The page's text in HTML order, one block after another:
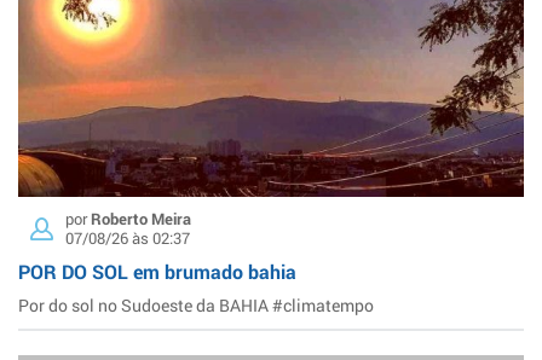
porRoberto Meira
07/08/26 às 02:37
POR DO SOL em brumado bahia
Por do sol no Sudoeste da BAHIA #climatempo